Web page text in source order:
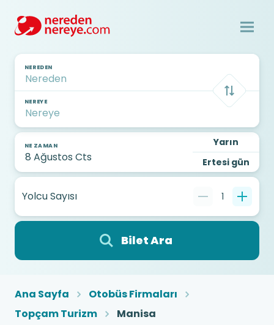
NEREDEN
NEREYE
NE ZAMAN
Yarın
Ertesi gün
Yolcu Sayısı 1
Bilet Ara
Ana Sayfa
Otobüs Firmaları
Topçam Turizm
Manisa